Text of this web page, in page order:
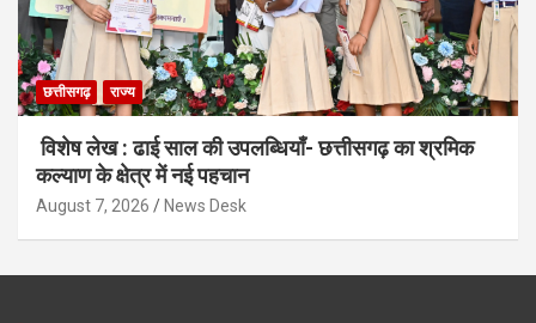
छत्तीसगढ़ राज्य
विशेष लेख : ढाई साल की उपलब्धियाँ- छत्तीसगढ़ का श्रमिक
कल्याण के क्षेत्र में नई पहचान
August 7, 2026 News Desk